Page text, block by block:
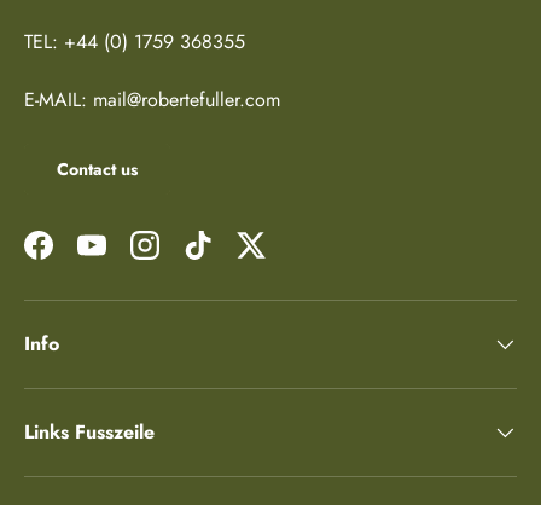
TEL: +44 (0) 1759 368355
E-MAIL: mail@robertefuller.com
Contact us
FacebookYouTubeInstagramTikTok Twitter
Info
Links Fusszeile